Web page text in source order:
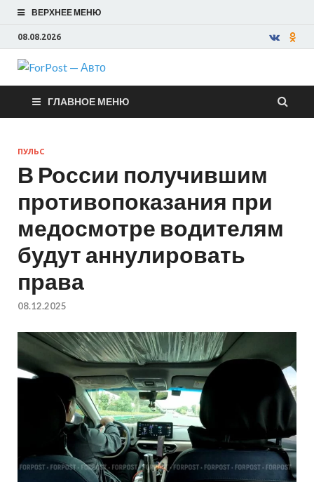
ВЕРХНЕЕ МЕНЮ
08.08.2026
ForPost —
Авто
ГЛАВНОЕ МЕНЮ
ПУЛЬС
В России получившим
противопоказания при
медосмотре водителям
будут аннулировать
права
08.12.2025